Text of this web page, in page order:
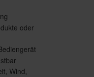
oder
Wind,